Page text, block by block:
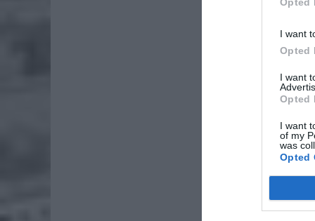
I want
Opted
I want
Opted
I want
of my
was
Opted
8
7
Za